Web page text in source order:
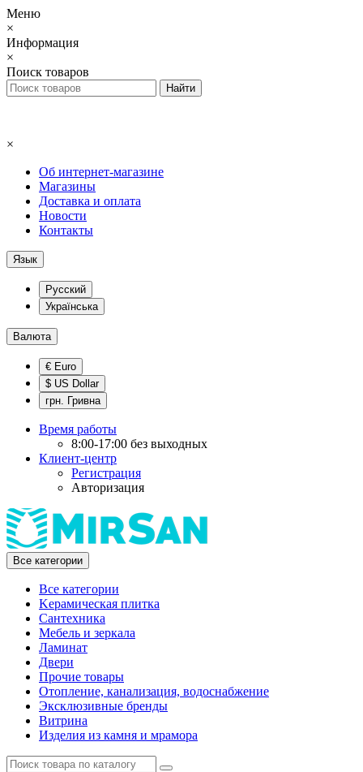
Меню
×
Информация
×
Поиск товаров
×
Об интернет-магазине
Магазины
Доставка и оплата
Новости
Контакты
Язык
Русский
Українська
Валюта
€ Euro
$ US Dollar
грн. Гривна
Время работы
8:00-17:00 без выходных
Клиент-центр
Регистрация
Авторизация
Все категории
Все категории
Kерамическая плитка
Cантехника
Мебель и зеркала
Ламинат
Двери
Прочие товары
Отопление, канализация, водоснабжение
Эксклюзивные бренды
Витрина
Изделия из камня и мрамора